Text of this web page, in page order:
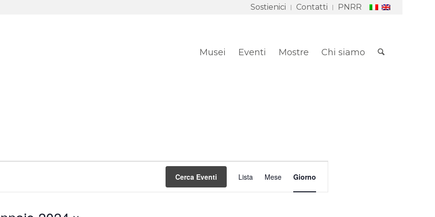
Sostienici Contatti PNRR
Musei Eventi Mostre Chi siamo
Cerca Eventi
Viste
Lista Mese Giorno